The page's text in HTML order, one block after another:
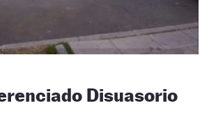
Disuasorio